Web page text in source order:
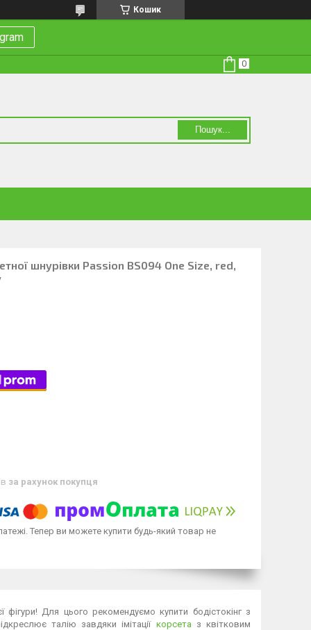
Кошик
Пошук...
шнурівки Passion BS094 One Size, red,
за рахунок покупця
Тепер ви можете купити будь-який товар не
фігури! Для цього рекомендуємо купити бодістокінг з
талію завдяки імітації корсета з квітковим